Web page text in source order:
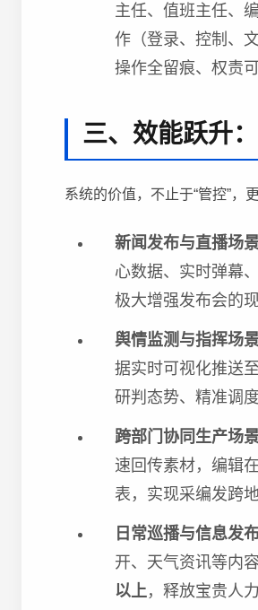
主任、值班主任、
作（登录、控制、
操作全留痕、权责可
三、效能跃升
系统的价值，不止于“管控”，
新闻发布与直播场
心数据、实时弹幕
极大增强发布会的
舆情监测与指挥场
据实时可视化推送
研判态势、精准调
跨部门协同生产场
速回传素材，编辑
表，实现采编发跨
日常巡播与信息发
开、天气资讯等内
以上 ，释放宝贵人力